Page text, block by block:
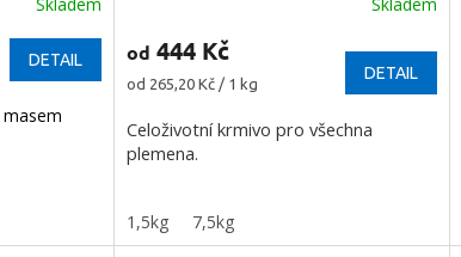
DETAIL od 444 Kč
Měrná
od 265,20 Kč / 1 kg
DETAIL
Celoživotní krmivo pro všechna
plemena.
1,5kg 7,5kg